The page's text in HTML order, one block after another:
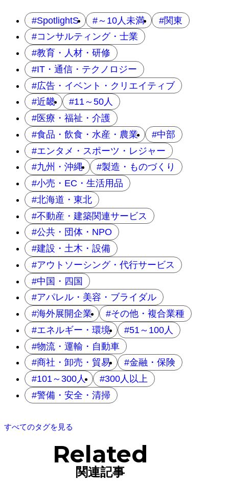
SpotlightS ～10人未満
関東
コンサルティング・士業
教育・人材・研修
IT・通信・テクノロジー
広告・イベント・クリエイティブ
近畿
11～50人
医療・福祉・介護
食品・飲食・水産・農業
中部
エンタメ・スポーツ・レジャー
九州・沖縄
製造・ものづくり
小売・EC・生活用品
北海道・東北
不動産・建築関連サービス
公共・団体・NPO
建設・土木・設備
アウトソーシング・代行サービス
中国・四国
アパレル・美容・ブライダル
海外展開企業
その他・複合業種
エネルギー・環境
51～100人
物流・運輸・自動車
商社・卸売・貿易
金融・保険
101～300人
300人以上
警備・安全・清掃
すべてのタグを見る
Related
関連記事